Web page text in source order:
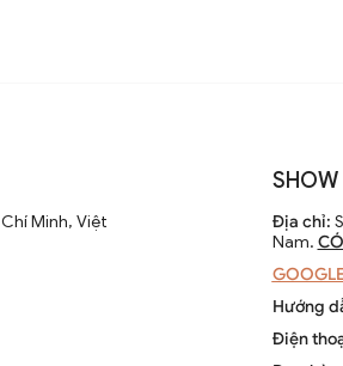
Minh, Việt
SHOW
Địa chỉ:
Nam.
Hướng
Điện